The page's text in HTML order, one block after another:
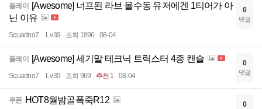
플레이
[Awesome] 너프된 라브 올수동 유저에겐 1티어가 아
닌 이유
Squadno7 Lv.39 조회 1896 08-04
0
댓글
플레이 [Awesome] 세기말 테크닉 트릭스터 4종 캔슬
Squadno7 Lv.39 조회 969 추천 1 08-04
0
댓글
쿠폰 HOT8월밤골폭죽R12 0